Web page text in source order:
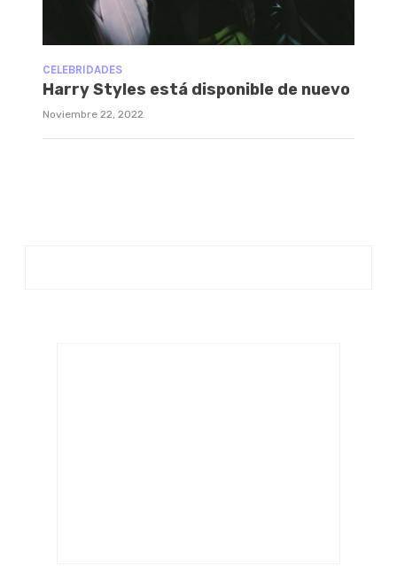
CELEBRIDADES
Harry Styles está disponible de nuevo
Noviembre 22, 2022